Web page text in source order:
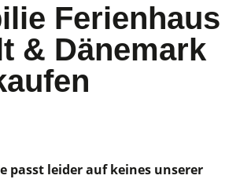
Ferienhaus
& Dänemark
passt leider auf keines unserer